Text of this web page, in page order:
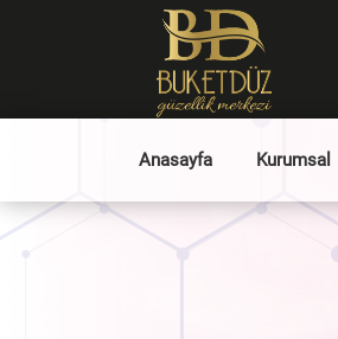
Anasayfa Kurumsal